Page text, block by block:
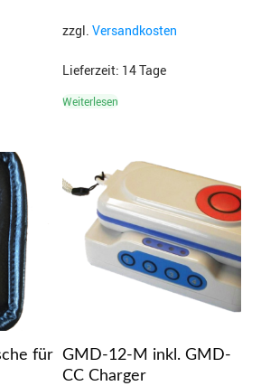
zzgl.Versandkosten
Lieferzeit: 14 Tage
Weiterlesen
für GMD-12-M inkl. GMD-
CC Charger